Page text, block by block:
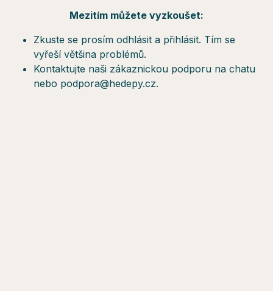
Mezitím můžete vyzkoušet:
Zkuste se prosím odhlásit a přihlásit. Tím se
vyřeší většina problémů.
Kontaktujte naši zákaznickou podporu na chatu
nebo podpora@hedepy.cz.